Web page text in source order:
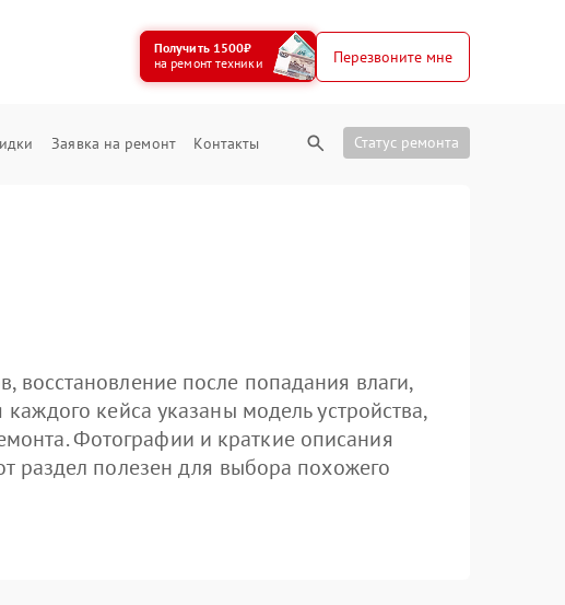
Получить 1500₽
на ремонт техники
Перезвоните мне
Заявка на ремонт Контакты Статус ремонта
восстановление после попадания влаги,
кейса указаны модель устройства,
Фотографии и краткие описания
раздел полезен для выбора похожего